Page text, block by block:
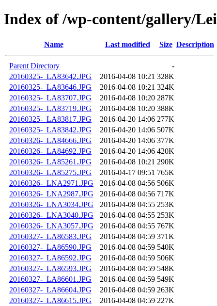
Index of /wp-content/gallery/
Name Last modified Size Description
Parent Directory
-
20160325-_LA83642.JPG
2016-04-08 10:21 328K
20160325-_LA83646.JPG
2016-04-08 10:21 324K
20160325-_LA83707.JPG
2016-04-08 10:20 287K
20160325-_LA83719.JPG
2016-04-08 10:20 388K
20160325-_LA83817.JPG
2016-04-20 14:06 277K
20160325-_LA83842.JPG
2016-04-20 14:06 507K
20160326-_LA84666.JPG
2016-04-20 14:06 377K
20160326-_LA84692.JPG
2016-04-20 14:06 420K
20160326-_LA85261.JPG
2016-04-08 10:21 290K
20160326-_LA85275.JPG
2016-04-17 09:51 765K
20160326-_LNA2971.JPG
2016-04-08 04:56 506K
20160326-_LNA2987.JPG
2016-04-08 04:56 717K
20160326-_LNA3034.JPG
2016-04-08 04:55 253K
20160326-_LNA3040.JPG
2016-04-08 04:55 253K
20160326-_LNA3057.JPG
2016-04-08 04:55 767K
20160327-_LA86583.JPG
2016-04-08 04:59 371K
20160327-_LA86590.JPG
2016-04-08 04:59 540K
20160327-_LA86592.JPG
2016-04-08 04:59 506K
20160327-_LA86593.JPG
2016-04-08 04:59 548K
20160327-_LA86601.JPG
2016-04-08 04:59 549K
20160327-_LA86604.JPG
2016-04-08 04:59 263K
20160327-_LA86615.JPG
2016-04-08 04:59 227K